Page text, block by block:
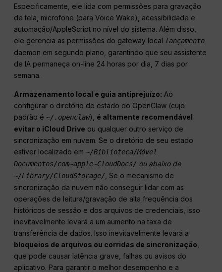
Especificamente, ele lida com permissões para gravação
de tela, microfone (para Voice Wake), acessibilidade e
automação/AppleScript no nível do sistema. Além disso,
ele gerencia as permissões do gateway local lançamento
daemon em segundo plano, garantindo que seu assistente
de IA permaneça on-line 24 horas por dia, 7 dias por
semana.
Armazenamento local e guia antiprejuízo: Ao
configurar o diretório de estado do OpenClaw (cujo
padrão é~/.openclaw), é altamente recomendável
evitar o iCloud Drive ou qualquer outro serviço de
sincronização em nuvem. Se o diretório de seu estado
estiver localizado em~/Biblioteca/Móvel
Documentos/com~apple~CloudDocs/ ou abaixo de
~/Library/CloudStorage/ , Se o mecanismo de
sincronização da nuvem não conseguir lidar com as
operações de leitura/gravação de alta frequência dos
históricos de sessão e dos arquivos de credenciais, isso
inevitavelmente levará a um aumento na taxa de
transferência de dados. Isso inevitavelmente levará a
bloqueios de arquivos ou corridas de sincronização
que pode causar latência grave, falhas ou avisos do
aplicativo. Para garantir o melhor desempenho e a